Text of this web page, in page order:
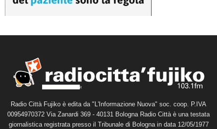
Radio Città Fujiko è edita da "L'Informazione Nuova" soc. coop. P.IVA
00954970372 Via Zanardi 369 - 40131 Bologna Radio Città è una testata
giornalistica registrata presso il Tribunale di Bologna in data 12/05/1977